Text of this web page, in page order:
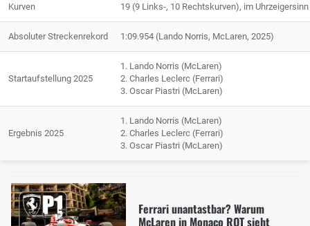
Kurven 19 (9 Links-, 10 Rechtskurven), im
Absoluter Streckenrekord 1:09.954 (Lando Norris, McLaren, 2025)
Startaufstellung 2025
1. Lando Norris (McLaren)
2. Charles Leclerc (Ferrari)
3. Oscar Piastri (McLaren)
Ergebnis 2025
1. Lando Norris (McLaren)
2. Charles Leclerc (Ferrari)
3. Oscar Piastri (McLaren)
Ferrari unantastbar? Warum
McLaren in Monaco ROT sieht